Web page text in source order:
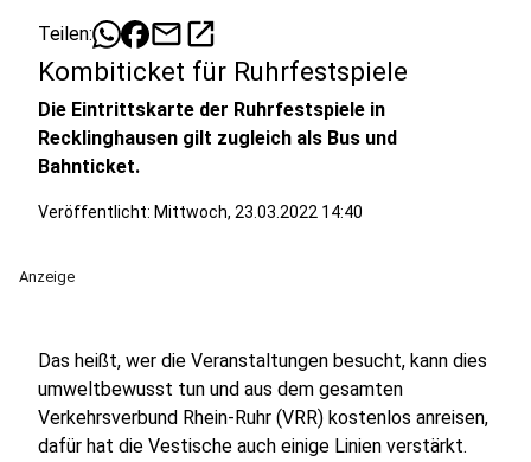
Teilen: mailopen_in_new
Kombiticket für Ruhrfestspiele
Die Eintrittskarte der Ruhrfestspiele in
Recklinghausen gilt zugleich als Bus und
Bahnticket.
Veröffentlicht: Mittwoch, 23.03.2022 14:40
Anzeige
Das heißt, wer die Veranstaltungen besucht, kann dies
umweltbewusst tun und aus dem gesamten
Verkehrsverbund Rhein-Ruhr (VRR) kostenlos anreisen,
dafür hat die Vestische auch einige Linien verstärkt.